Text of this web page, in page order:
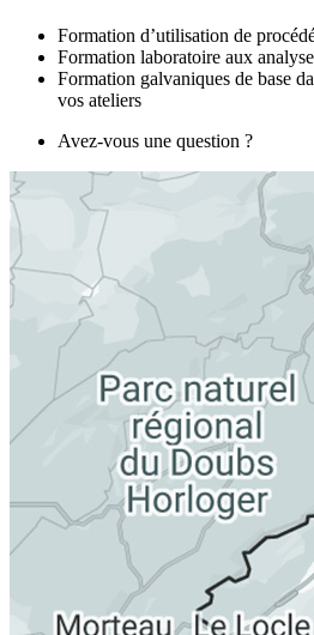
Formation d’utilisation de
Formation laboratoire aux
Formation galvaniques de base
vos ateliers
Avez-vous une question ?